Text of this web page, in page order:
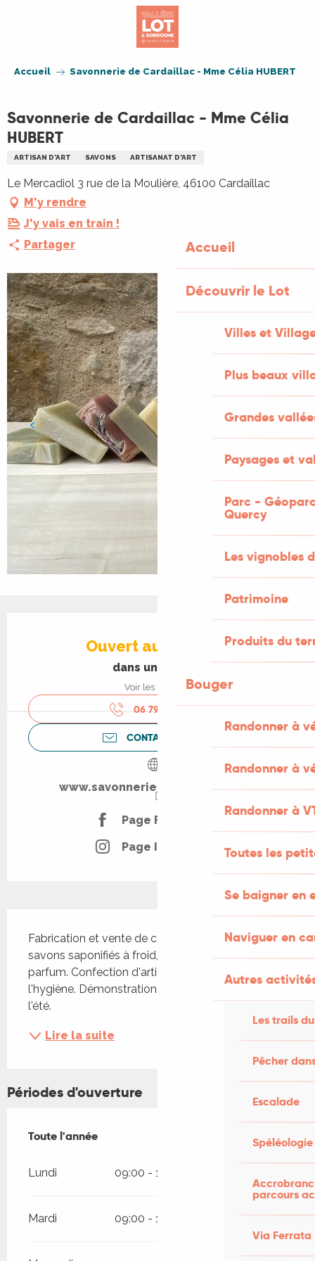
Accueil
Découvrir le Lot
Villes et
Plus beaux
Grandes
Paysages et
Parc -
Quercy
Les vignobles
Patrimoine
Produits du
Bouger
Randonner à
Randonner à
Randonner à
Toutes les
Se baigner en
Naviguer en
Autres
Les trails
Pêcher
Escalade
Spéléologie
parcours
Via Ferrata
Accueil Savonnerie de Cardaillac - Mme Célia HUBERT
Savonnerie de Cardaillac - Mme Célia
HUBERT
ARTISAN D'ART SAVONS ARTISANAT D'ART
Le Mercadiol 3 rue de la Moulière, 46100 Cardaillac
M'y rendre
J'y vais en train !
Partager
Ouverture et coordonnées
Ouvert aujourd'hui
dans une heure
Voir les horaires
06 79 60 62▒▒
CONTACTEZ-NOUS
www.savonnerie-de-cardaillac.fr
Page Facebook
Page Instagram
Fabrication et vente de cosmétiques naturels :
savons saponifiés à froid, baumes et eau de
parfum. Confection d'article en tissu autour de
l'hygiène. Démonstration de fabrication de savon
l'été.
Lire la suite
Périodes d'ouverture
Toute l'année
Toute l'année
Lundi 09:00 - 12:00
Mardi 09:00 - 12:00 13:00 - 17:00